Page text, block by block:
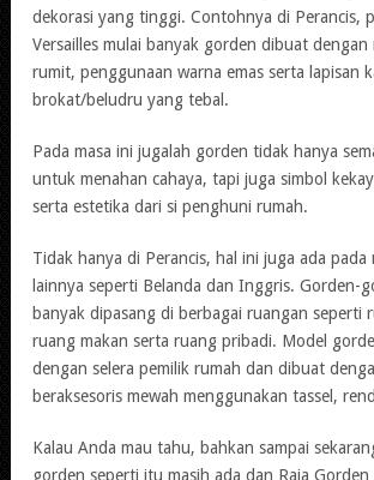
dekorasi yang tinggi. Contohnya di Perancis,
Versailles mulai banyak gorden dibuat
rumit, penggunaan warna emas serta lapisan
brokat/beludru yang tebal.
Pada masa ini jugalah gorden tidak hanya
untuk menahan cahaya, tapi juga simbol
serta estetika dari si penghuni rumah.
Tidak hanya di Perancis, hal ini juga ada pada
lainnya seperti Belanda dan Inggris. Gorden-
banyak dipasang di berbagai ruangan seperti
ruang makan serta ruang pribadi. Model
dengan selera pemilik rumah dan dibuat
beraksesoris mewah menggunakan tassel,
Kalau Anda mau tahu, bahkan sampai
gorden seperti itu masih ada dan Raja Gorden